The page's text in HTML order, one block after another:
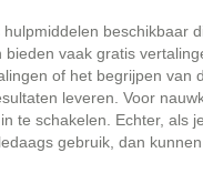
beschikbaar
bieden vaak gratis
of het begrijpen van
leveren. Voor
te schakelen. Echter, als
gebruik, dan